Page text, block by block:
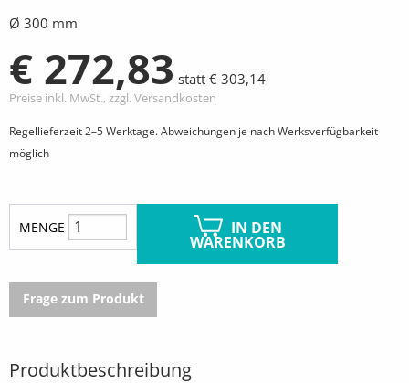
Ø 300 mm
€ 272,83 statt € 303,14
Preise inkl. MwSt., zzgl. Versandkosten
Regellieferzeit 2–5 Werktage. Abweichungen je nach Werksverfügbarkeit
möglich
MENGE IN DEN
WARENKORB
Frage zum Produkt
Produktbeschreibung